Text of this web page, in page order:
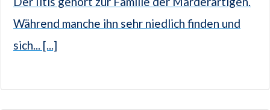
Während manche ihn sehr niedlich finden und
sich... [...]